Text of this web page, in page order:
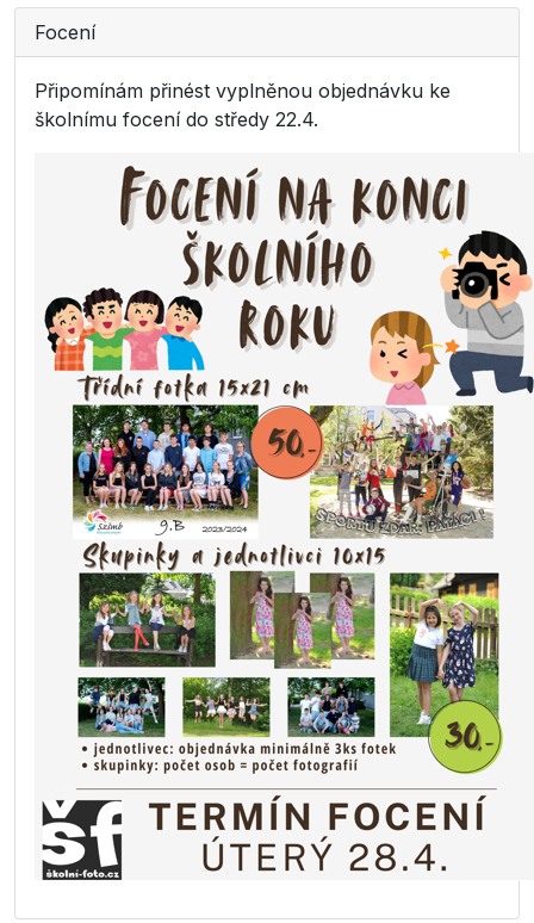
Focení
Připomínám přinést vyplněnou objednávku ke
školnímu focení do středy 22.4.